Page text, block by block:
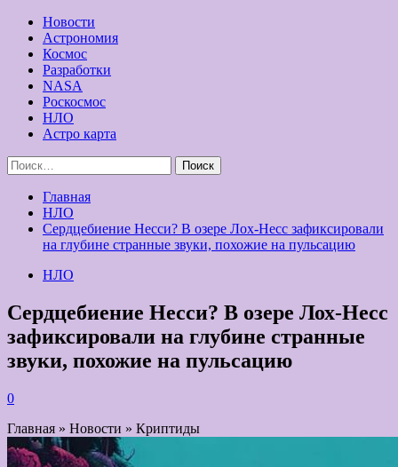
Новости
Астрономия
Космос
Разработки
NASA
Роскосмос
НЛО
Астро карта
Найти:
Главная
НЛО
Сердцебиение Несси? В озере Лох-Несс зафиксировали
на глубине странные звуки, похожие на пульсацию
НЛО
Сердцебиение Несси? В озере Лох-Несс
зафиксировали на глубине странные
звуки, похожие на пульсацию
0
Главная » Новости » Криптиды